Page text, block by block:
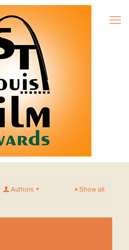
Authors Show all